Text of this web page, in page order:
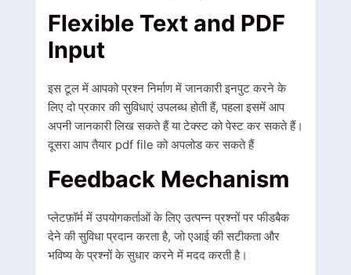
Flexible Text and PDF
Input
इस टूल में आपको प्रश्न निर्माण में जानकारी इनपुट करने के
लिए दो प्रकार की सुविधाएं उपलब्ध होती हैं, पहला इसमें आप
अपनी जानकारी लिख सकते हैं या टेक्स्ट को पेस्ट कर सकते हैं।
दूसरा आप तैयार pdf file को अपलोड कर सकते हैं
Feedback Mechanism
प्लेटफ़ॉर्म में उपयोगकर्ताओं के लिए उत्पन्न प्रश्नों पर फीडबैक
देने की सुविधा प्रदान करता है, जो एआई की सटीकता और
भविष्य के प्रश्नों के सुधार करने में मदद करती है।